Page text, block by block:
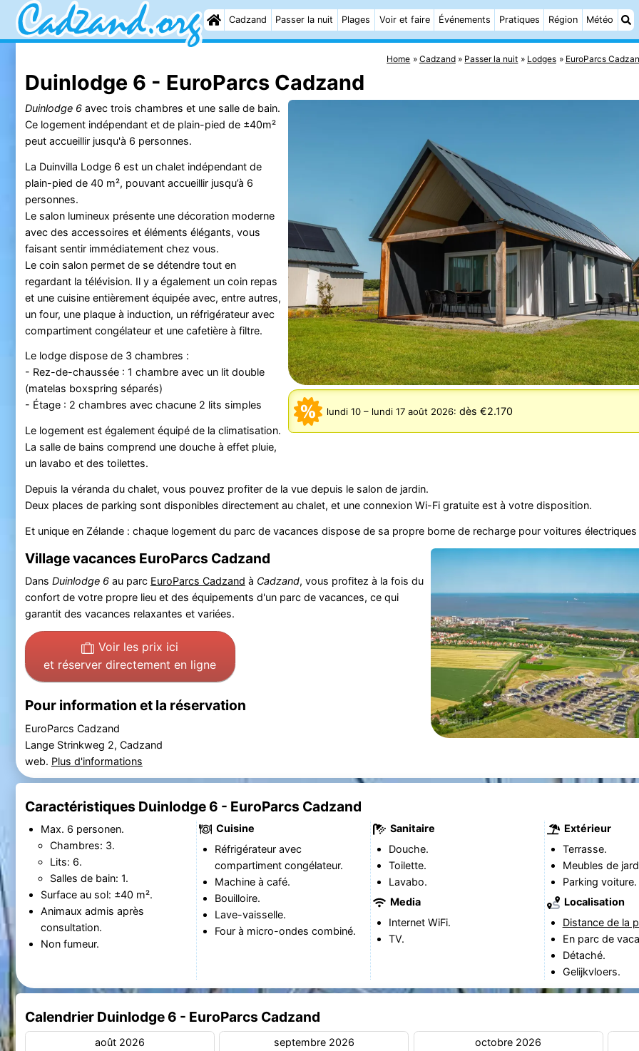
Cadzand Passer la nuit Plages Voir et faire Événements Pratiques Région Météo
Home Cadzand Passer la nuit Lodges EuroParcs
Duinlodge 6 - EuroParcs Cadzand
lundi 10– lundi 17 août 2026: dès €2.170
Duinlodge 6avec trois chambres et une salle de bain.
Ce logement indépendant et de plain-pied de ±40m²
peut accueillir jusqu'à 6 personnes.
La Duinvilla Lodge 6 est un chalet indépendant de
plain-pied de 40 m², pouvant accueillir jusqu’à 6
personnes.
Le salon lumineux présente une décoration moderne
avec des accessoires et éléments élégants, vous
faisant sentir immédiatement chez vous.
Le coin salon permet de se détendre tout en
regardant la télévision. Il y a également un coin repas
et une cuisine entièrement équipée avec, entre autres,
un four, une plaque à induction, un réfrigérateur avec
compartiment congélateur et une cafetière à filtre.
Le lodge dispose de 3 chambres :
- Rez-de-chaussée : 1 chambre avec un lit double
(matelas boxspring séparés)
- Étage : 2 chambres avec chacune 2 lits simples
Le logement est également équipé de la climatisation.
La salle de bains comprend une douche à effet pluie,
un lavabo et des toilettes.
Depuis la véranda du chalet, vous pouvez profiter de la vue depuis le salon de jardin.
Deux places de parking sont disponibles directement au chalet, et une connexion Wi-Fi gratuite est à votre disposition.
Et unique en Zélande : chaque logement du parc de vacances dispose de sa propre borne de recharge pour voitures électriques
Village vacances EuroParcs Cadzand
Dans Duinlodge 6au parc EuroParcs Cadzand à Cadzand, vous profitez à la fois du
confort de votre propre lieu et des équipements d'un parc de vacances, ce qui
garantit des vacances relaxantes et variées.
Voir les prix ici
et réserver directement en ligne
Pour information et la réservation
EuroParcs Cadzand
Lange Strinkweg 2, Cadzand
web. Plus d'informations
Caractéristiques Duinlodge 6 - EuroParcs Cadzand
Max. 6 personen.
Chambres: 3.
Lits: 6.
Salles de bain: 1.
Surface au sol: ±40 m².
Animaux admis après
consultation.
Non fumeur.
Cuisine
Réfrigérateur avec
compartiment congélateur.
Machine à café.
Bouilloire.
Lave-vaisselle.
Four à micro-ondes combiné.
Sanitaire
Douche.
Toilette.
Lavabo.
Media
Internet WiFi.
TV.
Extérieur
Terrasse.
Meubles de
Parking voiture.
Localisation
Distance de la
En parc de
Détaché.
Gelijkvloers.
Calendrier Duinlodge 6 - EuroParcs Cadzand
août 2026 septembre 2026 octobre 2026